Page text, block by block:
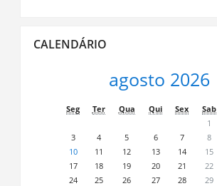
Calendário
CALENDÁRIO
agosto 2026
Seg Ter Qua Qui Sex Sab
1
3
4 5 6 7 8
10
11 12 13 14 15
17
18 19 20 21 22
24
25 26 27 28 29